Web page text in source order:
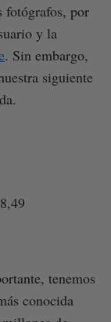
fotógrafos, por
y la
. Sin embargo,
siguiente
tenemos
conocida